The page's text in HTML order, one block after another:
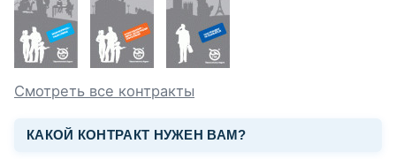
Смотреть все контракты
КАКОЙ КОНТРАКТ НУЖЕН ВАМ?